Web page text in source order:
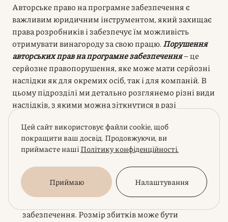
Авторське право на програмне забезпечення є
важливим юридичним інструментом, який захищає
права розробників і забезпечує їм можливість
отримувати винагороду за свою працю. Порушення
авторських прав на програмне забезпечення– це
серйозне правопорушення, яке може мати серйозні
наслідки як для окремих осіб, так і для компаній. В
цьому підрозділі ми детально розглянемо різні види
наслідків, з якими можна зіткнутися в разі
забезпечення.
Цивільно-правова відповідальність:
Відшкодування збитків: Правовласник може
вимагати відшкодування збитків, завданих
забезпечення. Розмір збитків може бути
Цей сайт використовує файли cookie, щоб
покращити ваш досвід. Продовжуючи, ви
приймаєте нашіПолітику конфіденційності.
Приймаю Налаштування